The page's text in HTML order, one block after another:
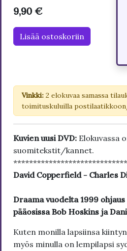
9,90 €
Lisää ostoskoriin
Vinkki: 2 elokuvaa samassa
toimituskuluilla
Kuvien uusi DVD: Elokuvassa
suomitekstit/kannet.
David Copperfield - Charles
Draama vuodelta 1999
pääosissa Bob Hoskins ja
Kuten monilla lapsiinsa
myös minulla on lempilapsi